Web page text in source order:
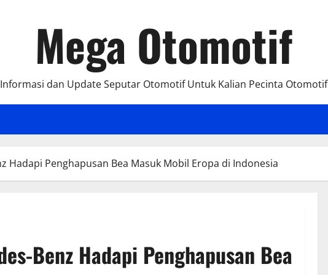
Mega Otomotif
Informasi dan Update Seputar Otomotif Untuk Kalian Pecinta Otomotif
Hadapi Penghapusan Bea Masuk Mobil Eropa di Indonesia
Benz Hadapi Penghapusan Bea